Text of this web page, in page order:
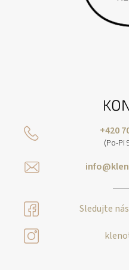
+420
(Po-Pi
Sledujte